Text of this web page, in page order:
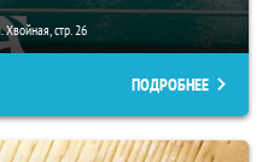
стр. 26
ПОДРОБНЕЕ